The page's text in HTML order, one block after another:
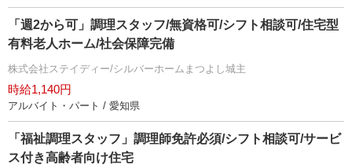
「週2から可」調理スタッフ/無資格可/シフト相談可/住宅型
有料老人ホーム/社会保障完備
株式会社ステイディー/シルバーホームまつよし城主
時給1,140円
アルバイト・パート / 愛知県
「福祉調理スタッフ」調理師免許必須/シフト相談可/サービ
ス付き高齢者向け住宅